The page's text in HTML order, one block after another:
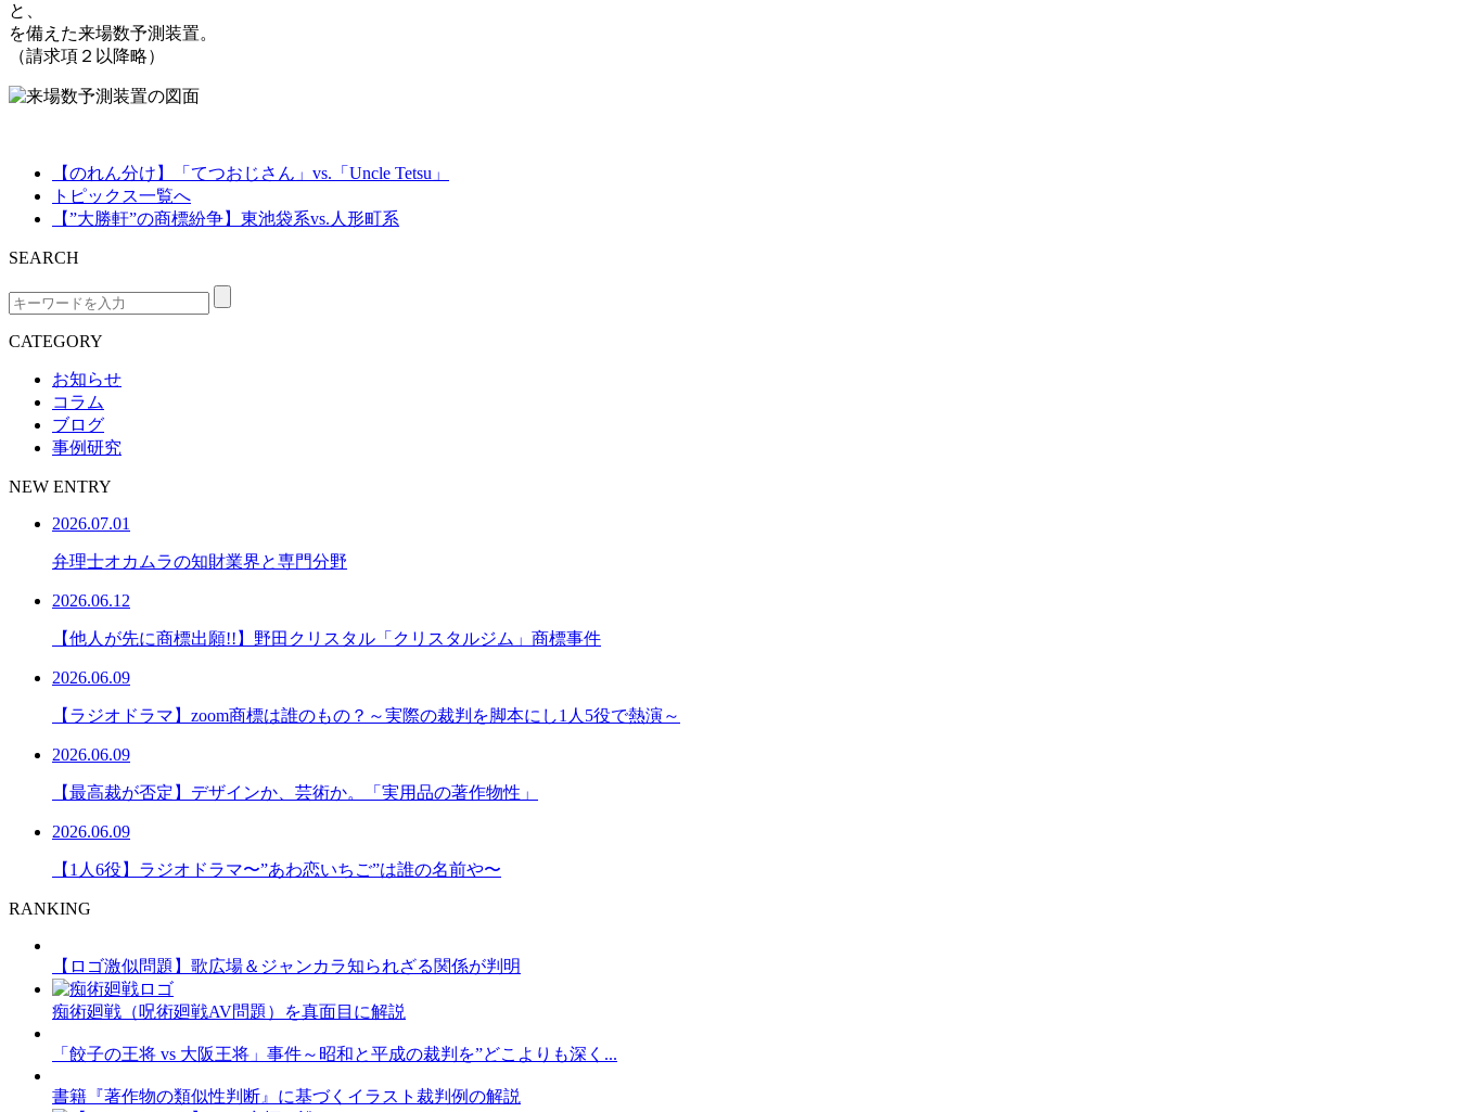
と、
を備えた来場数予測装置。
（請求項２以降略）
【のれん分け】「てつおじさん」vs.「Uncle Tetsu」
トピックス一覧へ
【”大勝軒”の商標紛争】東池袋系vs.人形町系
SEARCH
CATEGORY
お知らせ
コラム
ブログ
事例研究
NEW ENTRY
2026.07.01
弁理士オカムラの知財業界と専門分野
2026.06.12
【他人が先に商標出願!!】野田クリスタル「クリスタルジム」商標事件
2026.06.09
【ラジオドラマ】zoom商標は誰のもの？～実際の裁判を脚本にし1人5役で熱演～
2026.06.09
【最高裁が否定】デザインか、芸術か。「実用品の著作物性」
2026.06.09
【1人6役】ラジオドラマ〜”あわ恋いちご”は誰の名前や〜
RANKING
【ロゴ激似問題】歌広場＆ジャンカラ知られざる関係が判明
痴術廻戦（呪術廻戦AV問題）を真面目に解説
「餃子の王将 vs 大阪王将」事件～昭和と平成の裁判を”どこよりも深く...
書籍『著作物の類似性判断』に基づくイラスト裁判例の解説